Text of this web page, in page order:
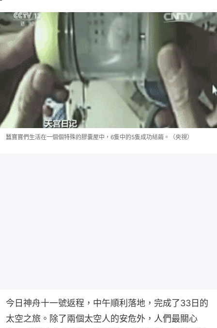
蠶寶寶們生活在一個個特殊的膠囊屋中，6隻中的5隻成功結繭。（央視）
今日神舟十一號返程，中午順利落地，完成了33日的
太空之旅。除了兩個太空人的安危外，人們最關心